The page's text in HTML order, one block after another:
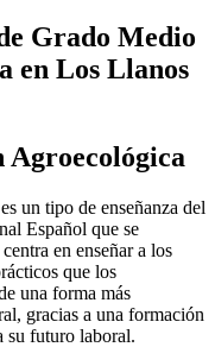
Grado Medio
en Los Llanos
un tipo de enseñanza del
Español que se
en enseñar a los
que los
una forma más
gracias a una formación
su futuro laboral.